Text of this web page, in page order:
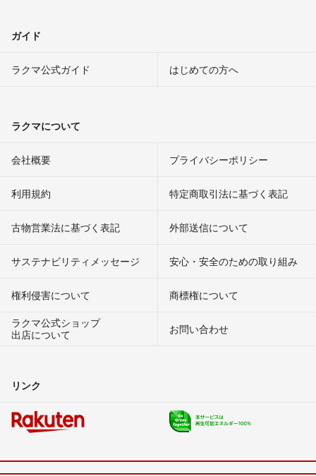
ガイド
ラクマ公式ガイド はじめての方へ
ラクマについて
会社概要 プライバシーポリシー
利用規約 特定商取引法に基づく表記
古物営業法に基づく表記 外部送信について
サステナビリティメッセージ 安心・安全のための取り組み
権利侵害について
商標権について
ラクマ公式ショップ
出店について
お問い合わせ
リンク